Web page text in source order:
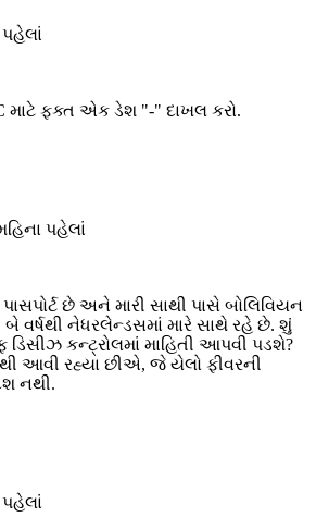
પહેલાં
માટે ફક્ત એક ડેશ "-" દાખલ કરો.
પહેલાં
છે અને મારી સાથી પાસે બોલિવિયન
વર્ષથી નેધરલેન્ડસમાં મારે સાથે રહે છે. શું
ડિસીઝ કન્ટ્રોલમાં માહિતી આપવી પડશે?
આવી રહ્યા છીએ, જે યેલો ફીવરની
નથી.
પહેલાં